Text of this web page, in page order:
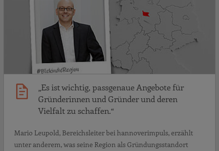
„Es ist wichtig, passgenaue Angebote für
Gründerinnen und Gründer und deren
Vielfalt zu schaffen.“
Mario Leupold, Bereichsleiter bei hannoverimpuls, erzählt
unter anderem, was seine Region als Gründungsstandort